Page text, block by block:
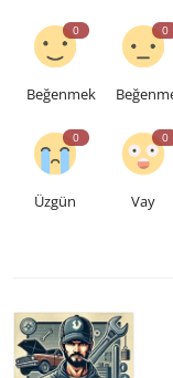
0
Beğenmek
0
0
Üzgün
0
Vay